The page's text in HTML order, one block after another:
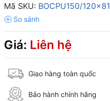
Mã SKU: BOCPU150/120x81
Giá: Liên hệ
Giao hàng toàn quốc
Bảo hành chính hãng